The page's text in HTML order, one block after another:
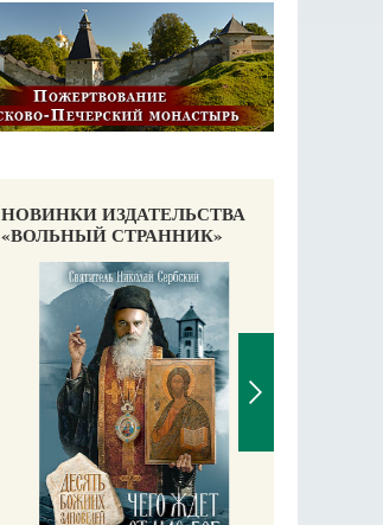
НОВИНКИ ИЗДАТЕЛЬСТВА
«ВОЛЬНЫЙ СТРАННИК»